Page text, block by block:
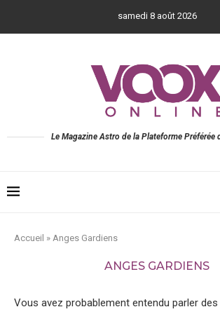
samedi 8 août 2026
Le Magazine Astro de la Plateforme Préférée
Accueil » Anges Gardiens
ANGES GARDIENS
Vous avez probablement entendu parler des